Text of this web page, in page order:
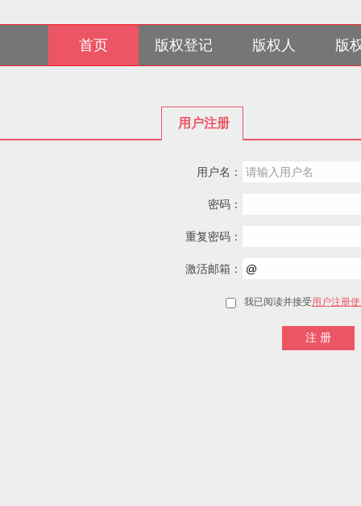
首页 版权登记 版权人 版
用户注册
用户名：
密码：
重复密码：
激活邮箱：
我已阅读并接受用户注册